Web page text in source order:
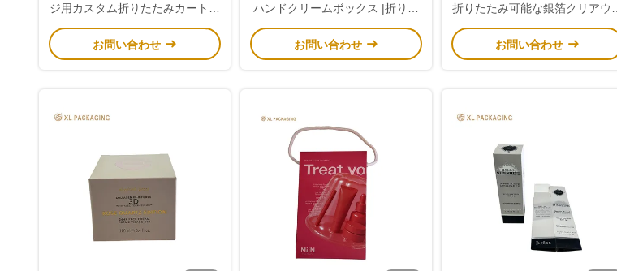
ジ用カスタム折りたたみカートン
ボックス
お問い合わせ
ハンドクリームボックス |折りた
たみカードストック
お問い合わせ
折りたたみ可能な銀箔クリアウィ
ンドウギフトボックス
お問い合わせ